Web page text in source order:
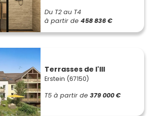
Du T2 au T4
à partir de 458 836 €
Terrasses de l'Ill
Erstein (67150)
T5 à partir de 379 000 €